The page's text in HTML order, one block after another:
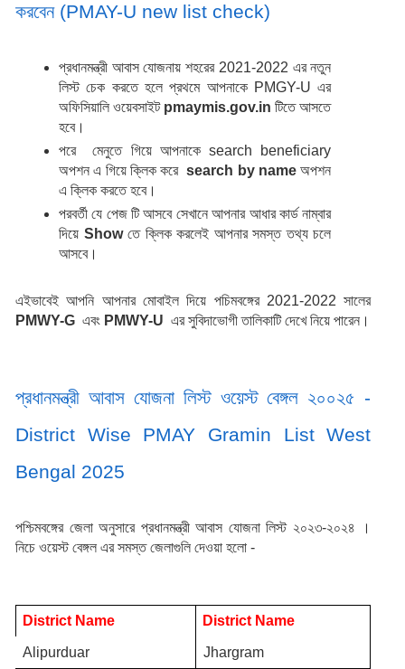
করবেন (PMAY-U new list check)
প্রধানমন্ত্রী আবাস যোজনায় শহরের 2021-2022 এর নতুন
লিস্ট চেক করতে হলে প্রথমে আপনাকে PMGY-U এর
অফিসিয়ালি ওয়েবসাইট pmaymis.gov.in টিতে আসতে
হবে।
পরে  মেনুতে গিয়ে আপনাকে search beneficiary
অপশন এ গিয়ে ক্লিক করে search by name অপশন
এ ক্লিক করতে হবে।
পরবর্তী যে পেজ টি আসবে সেখানে আপনার আধার কার্ড নাম্বার
দিয়ে Show তে ক্লিক করলেই আপনার সমস্ত তথ্য চলে
আসবে।
এইভাবেই আপনি আপনার মোবাইল দিয়ে পচিমবঙ্গের 2021-2022 সালের
PMWY-G এবং PMWY-U এর সুবিদাভোগী তালিকাটি দেখে নিয়ে পারেন।
প্রধানমন্ত্রী আবাস যোজনা লিস্ট ওয়েস্ট বেঙ্গল ২০০২৫ -
District Wise PMAY Gramin List West
Bengal 2025
পশ্চিমবঙ্গের জেলা অনুসারে প্রধানমন্ত্রী আবাস যোজনা লিস্ট ২০২৩-২০২৪ ।
নিচে ওয়েস্ট বেঙ্গল এর সমস্ত জেলাগুলি দেওয়া হলো -
District Name District Name
Alipurduar Jhargram